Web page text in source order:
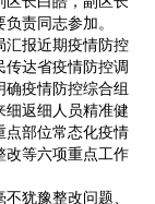
责同志参加。
汇报近期疫情防控
达省疫情防控调
疫情防控综合组
细返细人员精准健
点部位常态化疫情
改等六项重点工作
犹豫整改问题、